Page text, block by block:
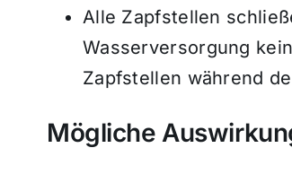
Alle Zapfstellen
Wasserversorgung
Zapfstellen während
Mögliche